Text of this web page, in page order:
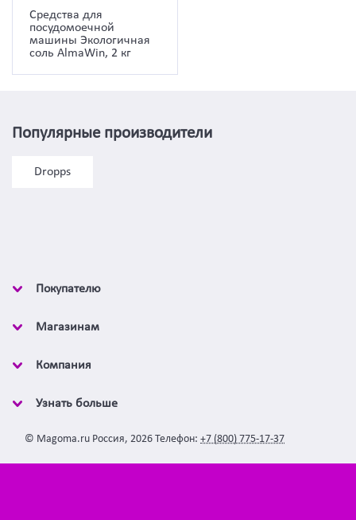
Средства для
посудомоечной
машины Экологичная
соль AlmaWin, 2 кг
Популярные производители
Dropps
Покупателю
Магазинам
Компания
Узнать больше
© Magoma.ru Россия, 2026 Телефон: +7 (800) 775-17-37